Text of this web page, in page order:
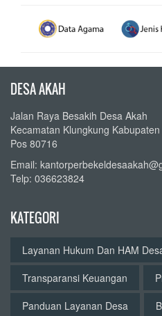
DESA AKAH
Jalan Raya Besakih Desa Akah
Kecamatan Klungkung
Pos 80716
Email:
Telp: 036623824
KATEGORI
Layanan Hukum Dan HAM
Transparansi Keuangan
Panduan Layanan Desa